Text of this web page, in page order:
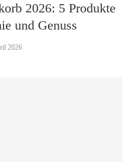
2026: 5 Produkte
und Genuss
2026